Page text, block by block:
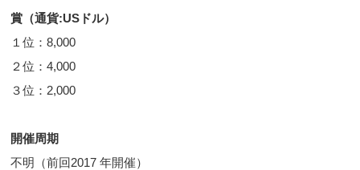
賞（通貨:USドル）
１位：8,000
２位：4,000
３位：2,000
開催周期
不明（前回2017 年開催）